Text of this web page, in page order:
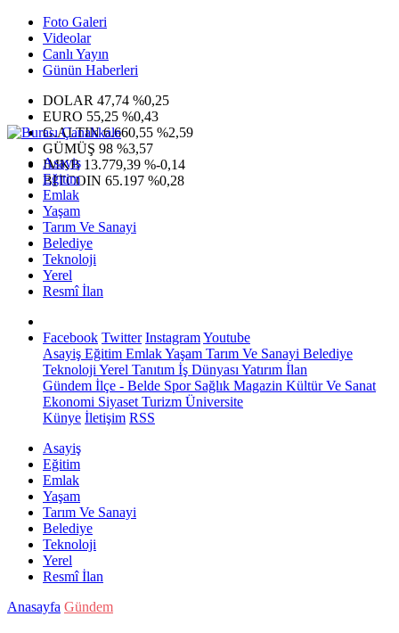
Foto Galeri
Videolar
Canlı Yayın
Günün Haberleri
DOLAR 47,74 %0,25
EURO 55,25 %0,43
G.ALTIN6.660,55 %2,59
GÜMÜŞ 98 %3,57
IMKB 13.779,39 %-0,14
BITCOIN 65.197 %0,28
Asayiş
Eğitim
Emlak
Yaşam
Tarım Ve Sanayi
Belediye
Teknoloji
Yerel
Resmî İlan
Facebook Twitter InstagramYoutube
Asayiş Eğitim EmlakYaşam Tarım Ve Sanayi Belediye
Teknoloji Yerel Tanıtım İş Dünyası Yatırım İlan
Gündem İlçe - Belde SporSağlık Magazin Kültür Ve Sanat
Ekonomi Siyaset Turizm Üniversite
Künye İletişim RSS
Asayiş
Eğitim
Emlak
Yaşam
Tarım Ve Sanayi
Belediye
Teknoloji
Yerel
Resmî İlan
Anasayfa Gündem